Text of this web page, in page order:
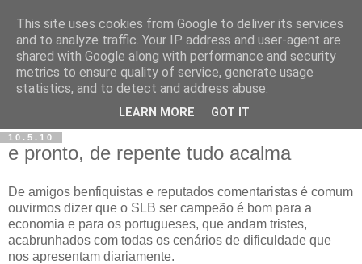
10.5.10
e pronto, de repente tudo acalma
De amigos benfiquistas e reputados comentaristas é comum
ouvirmos dizer que o SLB ser campeão é bom para a
economia e para os portugueses, que andam tristes,
acabrunhados com todas os cenários de dificuldade que
nos apresentam diariamente.
This site uses cookies from Google to deliver its services
and to analyze traffic. Your IP address and user-agent are
shared with Google along with performance and security
metrics to ensure quality of service, generate usage
statistics, and to detect and address abuse.
LEARN MORE GOT IT